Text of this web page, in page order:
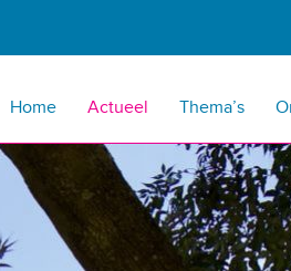
Home Actueel Thema’s